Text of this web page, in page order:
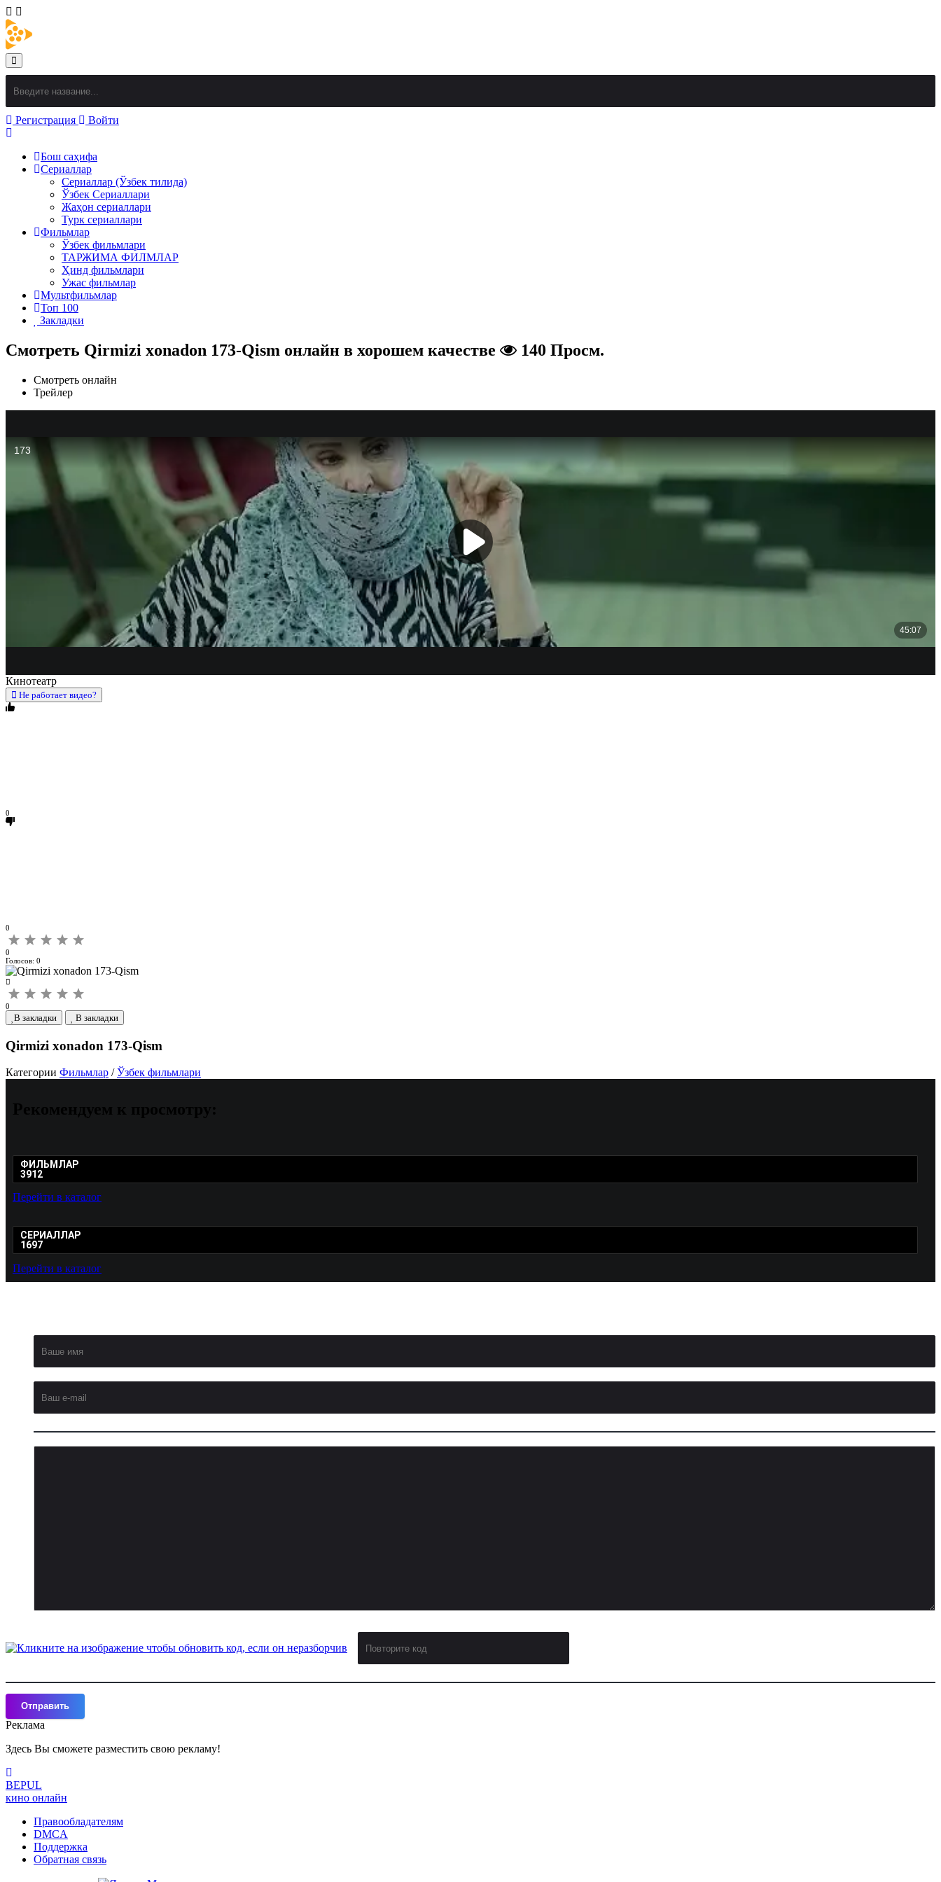
Регистрация Войти
Бош саҳифа
Сериаллар
Сериаллар (Ўзбек тилида)
Ўзбек Сериаллари
Жаҳон сериаллари
Турк сериаллари
Фильмлар
Ўзбек фильмлари
ТАРЖИМА ФИЛМЛАР
Ҳинд фильмлари
Ужас фильмлар
Мультфильмлар
Топ 100
Закладки
Смотреть Qirmizi xonadon 173-Qism онлайн в хорошем качестве 140 Просм.
Смотреть онлайн
Трейлер
Кинотеатр
Не работает видео?
0
0
0
Голосов: 0
0
В закладки В закладки
Qirmizi xonadon 173-Qism
Категории Фильмлар /Ўзбек фильмлари
ФИЛЬМЛАР
3912
Перейти в каталог
СЕРИАЛЛАР
1697
Перейти в каталог
Отправить
Реклама
Здесь Вы сможете разместить свою рекламу!
BEPUL
кино онлайн
Правообладателям
DMCA
Поддержка
Обратная связь